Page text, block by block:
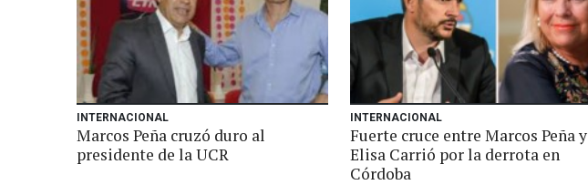
INTERNACIONAL
Marcos Peña cruzó duro al
presidente de la UCR
INTERNACIONAL
Fuerte cruce entre Marcos Peña y
Elisa Carrió por la derrota en
Córdoba